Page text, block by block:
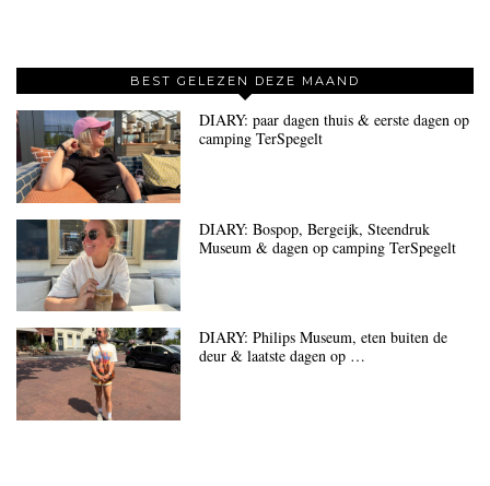
BEST GELEZEN DEZE MAAND
DIARY: paar dagen thuis & eerste dagen op
camping TerSpegelt
DIARY: Bospop, Bergeijk, Steendruk
Museum & dagen op camping TerSpegelt
DIARY: Philips Museum, eten buiten de
deur & laatste dagen op …